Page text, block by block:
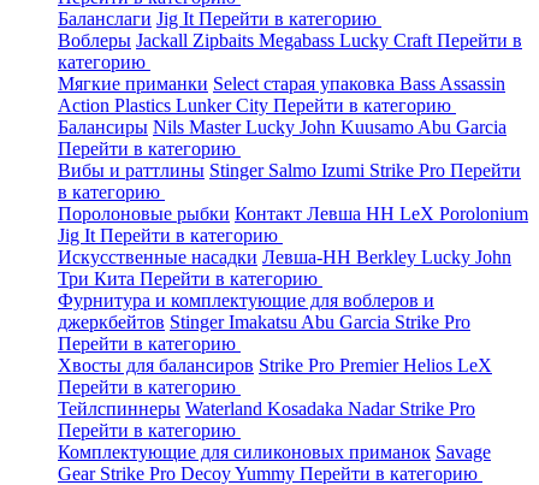
Баланслаги Jig It Перейти в категорию
Воблеры Jackall Zipbaits Megabass Lucky Craft Перейти в
категорию
Мягкие приманки Select старая упаковка Bass Assassin
Action Plastics Lunker City Перейти в категорию
Балансиры Nils MasterLucky John Kuusamo Abu Garcia
Перейти в категорию
Вибы и раттлины Stinger Salmo Izumi Strike Pro Перейти
в категорию
Поролоновые рыбки Контакт Левша НН LeX Porolonium
Jig It Перейти в категорию
Искусственные насадки Левша-НН Berkley Lucky John
Три Кита Перейти в категорию
Фурнитура и комплектующие для воблеров и
джеркбейтов StingerImakatsu Abu Garcia Strike Pro
Перейти в категорию
Хвосты для балансиров Strike Pro PremierHelios LeX
Перейти в категорию
Тейлспиннеры Waterland Kosadaka Nadar Strike Pro
Перейти в категорию
Комплектующие для силиконовых приманок Savage
Gear Strike Pro DecoyYummy Перейти в категорию